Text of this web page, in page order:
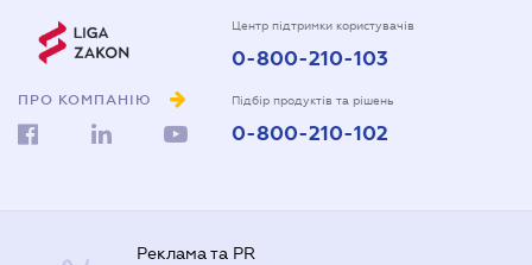
ПРО КОМПАНІЮ
Центр підтримки користувачів
0-800-210-103
Підбір продуктів та рішень
0-800-210-102
Реклама та PR